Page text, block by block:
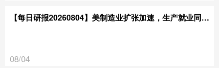
【每日研报20260804】美制造业扩张加速，生产就业同步走强
08/04